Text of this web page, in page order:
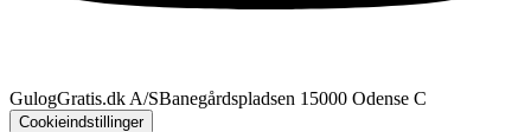
GulogGratis.dk A/SBanegårdspladsen 1 5000 Odense C
Cookieindstillinger